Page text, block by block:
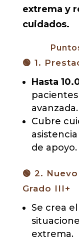
extrema y
cuidados.
🟢 1.
Hasta
avanzada.
Cubre
de apoyo.
🟢 2.
Grado III+
Se crea el
extrema.